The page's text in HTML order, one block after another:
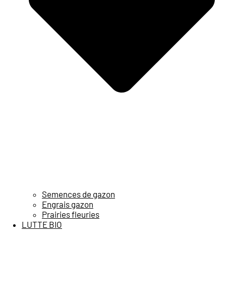
Semences de gazon
Engrais gazon
Prairies fleuries
LUTTE BIO